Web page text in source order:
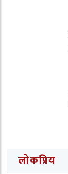
लोकप्रिय